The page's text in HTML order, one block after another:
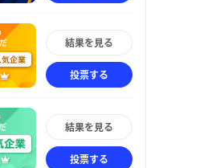
結果を見る
投票する
結果を見る
投票する